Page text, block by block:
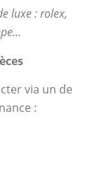
luxe : rolex,
via un de
: